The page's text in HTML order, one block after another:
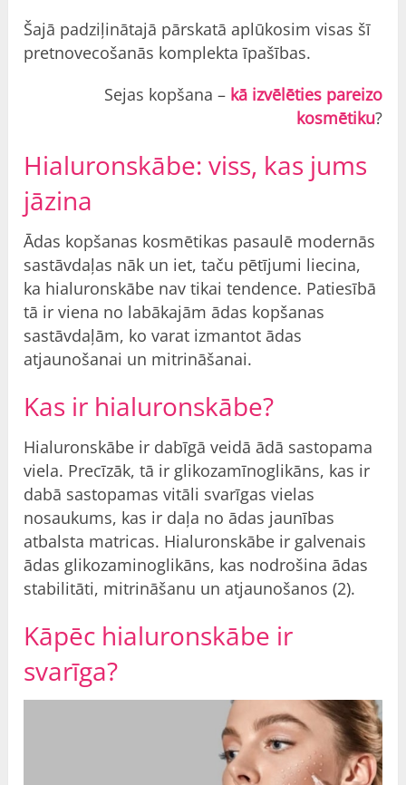
Šajā padziļinātajā pārskatā aplūkosim visas šī
pretnovecošanās komplekta īpašības.
Sejas kopšana – kā izvēlēties pareizo
kosmētiku?
Hialuronskābe: viss, kas jums
jāzina
Ādas kopšanas kosmētikas pasaulē modernās
sastāvdaļas nāk un iet, taču pētījumi liecina,
ka hialuronskābe nav tikai tendence. Patiesībā
tā ir viena no labākajām ādas kopšanas
sastāvdaļām, ko varat izmantot ādas
atjaunošanai un mitrināšanai.
Kas ir hialuronskābe?
Hialuronskābe ir dabīgā veidā ādā sastopama
viela. Precīzāk, tā ir glikozamīnoglikāns, kas ir
dabā sastopamas vitāli svarīgas vielas
nosaukums, kas ir daļa no ādas jaunības
atbalsta matricas. Hialuronskābe ir galvenais
ādas glikozaminoglikāns, kas nodrošina ādas
stabilitāti, mitrināšanu un atjaunošanos (2).
Kāpēc hialuronskābe ir
svarīga?